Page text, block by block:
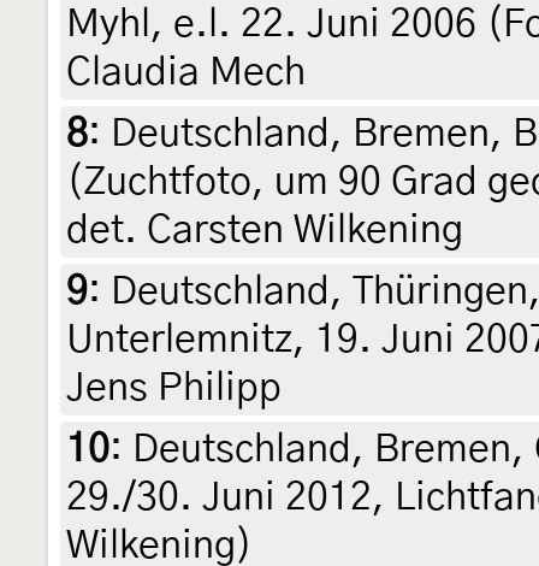
Myhl, e.l. 22. Juni 2006
Claudia Mech
8: Deutschland, Bremen,
(Zuchtfoto, um 90 Grad
det. Carsten Wilkening
9: Deutschland,
Unterlemnitz, 19. Juni
Jens Philipp
10: Deutschland,
29./30. Juni 2012,
Wilkening)